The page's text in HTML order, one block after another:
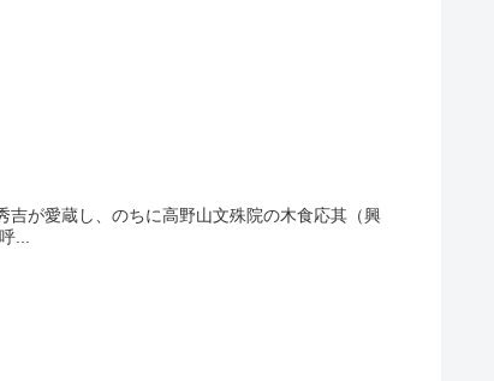
が愛蔵し、のちに高野山文殊院の木食応其（興
...